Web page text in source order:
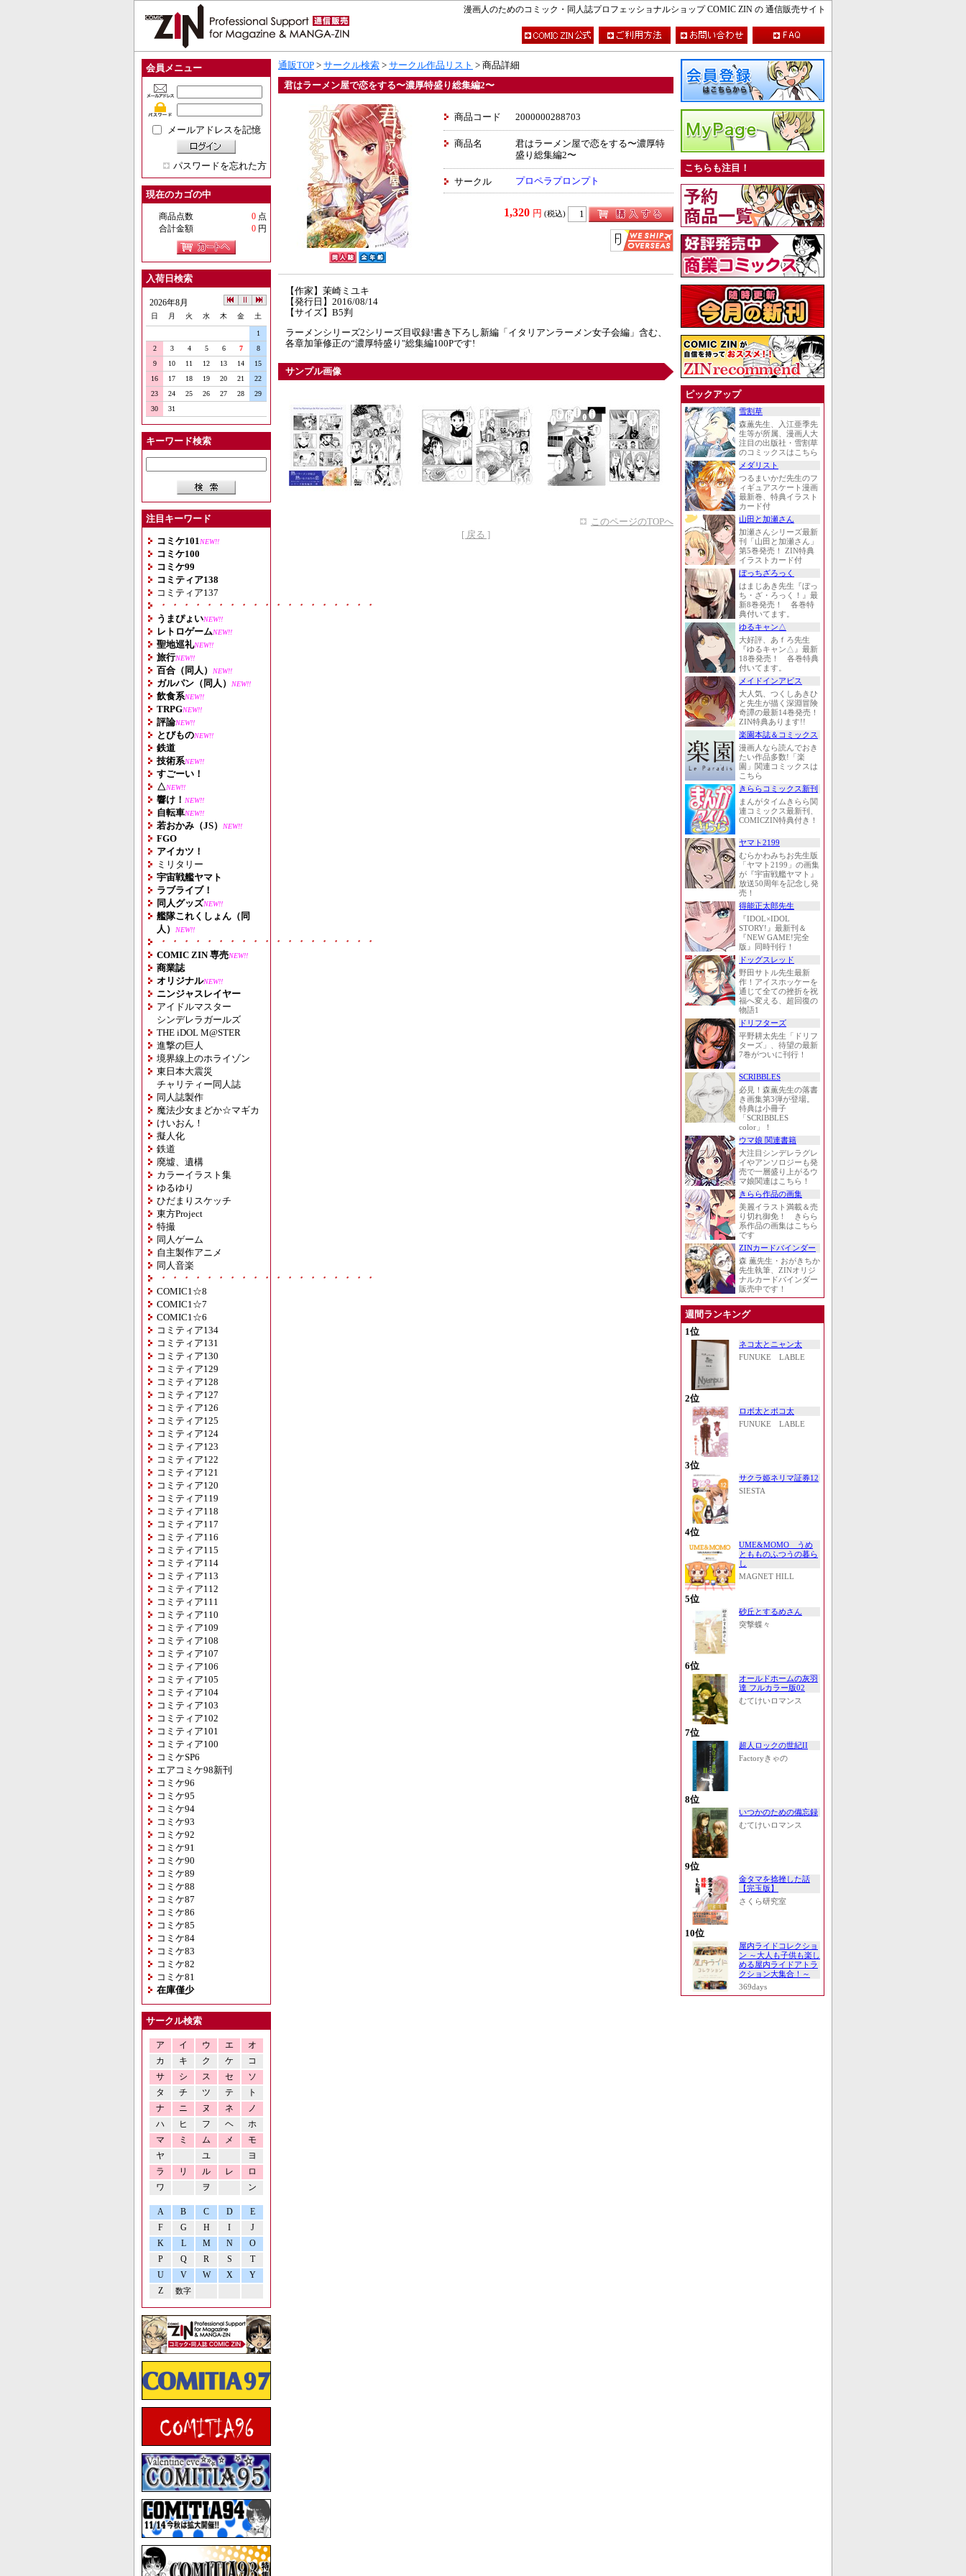
漫画人のためのコミック・同人誌プロフェッショナルショップ COMIC ZIN の 通信販売サイト
会員メニュー
メールアドレスを記憶
パスワードを忘れた方
現在のカゴの中
商品点数 0 点
合計金額
0 円
入荷日検索
2026年8月
日 月 火 水 木 金 土
1
2
3 4 5 6 7
8
9
10 11 12 13 14
15
16
17 18 19 20 21
22
23
24 25 26 27 28
29
30
31
キーワード検索
注目キーワード
コミケ101 NEW!!
コミケ100
コミケ99
コミティア138
コミティア137
・・・・・・・・・・・・・・・・・・・
うまぴょいNEW!!
レトロゲームNEW!!
聖地巡礼NEW!!
旅行NEW!!
百合（同人） NEW!!
ガルパン（同人） NEW!!
飲食系NEW!!
TRPGNEW!!
評論NEW!!
とびものNEW!!
鉄道
技術系NEW!!
すごーい！
△NEW!!
響け！ NEW!!
自転車NEW!!
若おかみ（JS） NEW!!
FGO
アイカツ！
ミリタリー
宇宙戦艦ヤマト
ラブライブ！
同人グッズNEW!!
艦隊これくしょん（同
人）
NEW!!
・・・・・・・・・・・・・・・・・・・
COMIC ZIN 専売NEW!!
商業誌
オリジナルNEW!!
ニンジャスレイヤー
アイドルマスター
シンデレラガールズ
THE iDOL M@STER
進撃の巨人
境界線上のホライゾン
東日本大震災
チャリティー同人誌
同人誌製作
魔法少女まどか☆マギカ
けいおん！
擬人化
鉄道
廃墟、遺構
カラーイラスト集
ゆるゆり
ひだまりスケッチ
東方Project
特撮
同人ゲーム
自主製作アニメ
同人音楽
・・・・・・・・・・・・・・・・・・・
COMIC1☆8
COMIC1☆7
COMIC1☆6
コミティア134
コミティア131
コミティア130
コミティア129
コミティア128
コミティア127
コミティア126
コミティア125
コミティア124
コミティア123
コミティア122
コミティア121
コミティア120
コミティア119
コミティア118
コミティア117
コミティア116
コミティア115
コミティア114
コミティア113
コミティア112
コミティア111
コミティア110
コミティア109
コミティア108
コミティア107
コミティア106
コミティア105
コミティア104
コミティア103
コミティア102
コミティア101
コミティア100
コミケSP6
エアコミケ98新刊
コミケ96
コミケ95
コミケ94
コミケ93
コミケ92
コミケ91
コミケ90
コミケ89
コミケ88
コミケ87
コミケ86
コミケ85
コミケ84
コミケ83
コミケ82
コミケ81
在庫僅少
サークル検索
ア イ ウ エ
オ
カ
キ ク ケ
コ
サ
シ ス セ
ソ
タ
チ ツ テ
ト
ナ
ニ ヌ ネ
ノ
ハ
ヒ フ ヘ
ホ
マ
ミ ム メ
モ
ヤ
ユ
ヨ
ラ
リ ル レ
ロ
ワ
ヲ ン
A B C D
E
F
G H I
J
K
L M N
O
P
Q R S
T
U
V W X
Y
Z
数字
通販TOP > サークル検索 > サークル作品リスト > 商品詳細
君はラーメン屋で恋をする〜濃厚特盛り総集編2〜
商品コード 2000000288703
商品名
君はラーメン屋で恋をする〜濃厚特
盛り総集編2〜
サークル プロペラプロンプト
1,320 円 (税込)
【作家】茉崎ミユキ
【発行日】2016/08/14
【サイズ】B5判
ラーメンシリーズ2シリーズ目収録!書き下ろし新編「イタリアンラーメン女子会編」含む、
各章加筆修正の“濃厚特盛り"総集編100Pです!
サンプル画像
このページのTOPへ
[ 戻る ]
こちらも注目！
ピックアップ
雪割草
森薫先生、入江亜季先
生等が所属、漫画人大
注目の出版社・雪割草
のコミックスはこちら
メダリスト
つるまいかだ先生のフ
ィギュアスケート漫画
最新巻、特典イラスト
カード付
山田と加瀬さん
加瀬さんシリーズ最新
刊「山田と加瀬さん」
第5巻発売！ ZIN特典
イラストカード付
ぼっちざろっく
はまじあき先生『ぼっ
ち・ざ・ろっく！』最
新8巻発売！ 各巻特
典付いてます。
ゆるキャン△
大好評、あｆろ先生
『ゆるキャン△』最新
18巻発売！ 各巻特典
付いてます。
メイドインアビス
大人気、つくしあきひ
と先生が描く深淵冒険
奇譚の最新14巻発売！
ZIN特典あります!!
楽園本誌＆コミックス
漫画人なら読んでおき
たい作品多数!「楽
園」関連コミックスは
こちら
きららコミックス新刊
まんがタイムきらら関
連コミックス最新刊、
COMICZIN特典付き！
ヤマト2199
むらかわみちお先生版
「ヤマト2199」の画集
が『宇宙戦艦ヤマト』
放送50周年を記念し発
売！
得能正太郎先生
『IDOL×IDOL
STORY!』最新刊＆
『NEW GAME!完全
版』同時刊行！
ドッグスレッド
野田サトル先生最新
作！アイスホッケーを
通じて全ての挫折を祝
福へ変える、超回復の
物語1
ドリフターズ
平野耕太先生「ドリフ
ターズ」、待望の最新
7巻がついに刊行！
SCRIBBLES
必見！森薫先生の落書
き画集第3弾が登場。
特典は小冊子
「SCRIBBLES
color」！
ウマ娘 関連書籍
大注目シンデレラグレ
イやアンソロジーも発
売で一層盛り上がるウ
マ娘関連はこちら！
きらら作品の画集
美麗イラスト満載＆売
り切れ御免！ きらら
系作品の画集はこちら
です
ZINカードバインダー
森 薫先生・おがきちか
先生執筆、ZINオリジ
ナルカードバインダー
販売中です！
週間ランキング
1位
ネコ太とニャン太
FUNUKE LABLE
2位
ロボ太とポコ太
FUNUKE LABLE
3位
サクラ姫ネリマ証券12
SIESTA
4位
UME&MOMO うめ
ともものふつうの暮ら
し
MAGNET HILL
5位
砂丘とするめさん
突撃蝶々
6位
オールドホームの灰羽
達 フルカラー版02
むてけいロマンス
7位
超人ロックの世紀II
Factoryきゃの
8位
いつかのための備忘録
むてけいロマンス
9位
金タマを捻挫した話
【完玉版】
さくら研究室
10位
屋内ライドコレクショ
ン ～大人も子供も楽し
める屋内ライドアトラ
クション大集合！～
369days